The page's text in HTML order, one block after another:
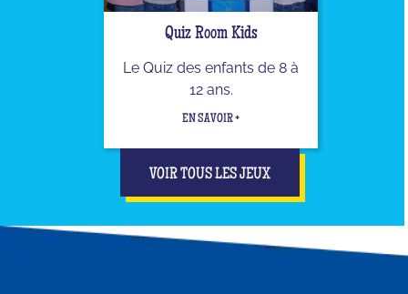
Quiz Room Kids
Le Quiz des enfants de 8 à
12 ans.
EN SAVOIR +
VOIR TOUS LES JEUX